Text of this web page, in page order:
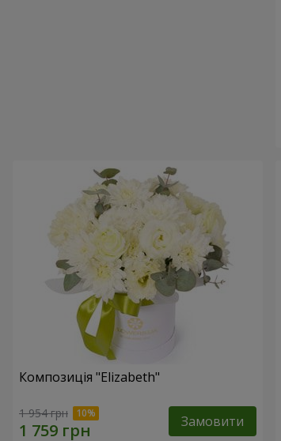
Композиція "Elizabeth"
1 954 грн Замовити